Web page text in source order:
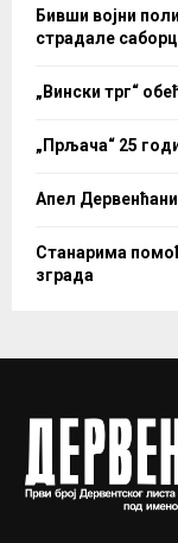
Бивши војни
страдале
„Вински трг“
„Прљача“ 25
Апел
Станарима
зграда